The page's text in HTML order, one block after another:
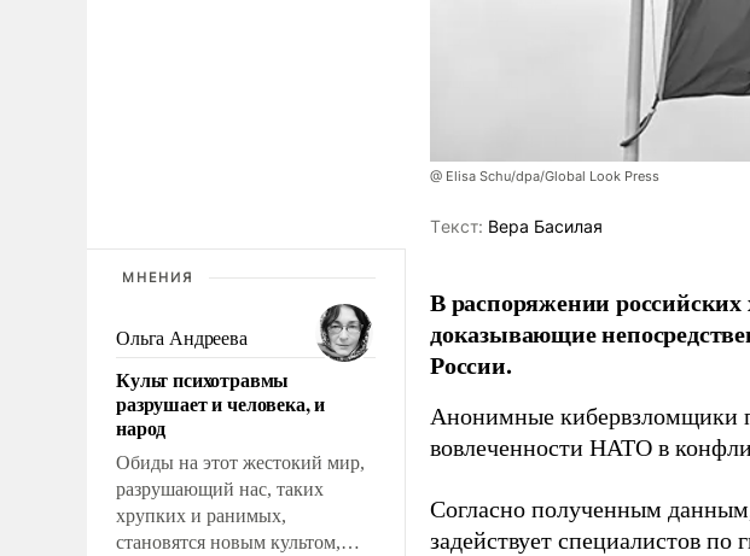
МНЕНИЯ
Ольга Андреева
Культ психотравмы
разрушает и человека, и
народ
Обиды на этот жестокий мир,
разрушающий нас, таких
хрупких и ранимых,
становятся новым культом,
@ Elisa Schu/dpa/Global Look Press
Tекст: Вера Басилая
В распоряжении
доказывающие
России.
Анонимные кибервзломщики
вовлеченности НАТО в
Согласно полученным
задействует специалистов по